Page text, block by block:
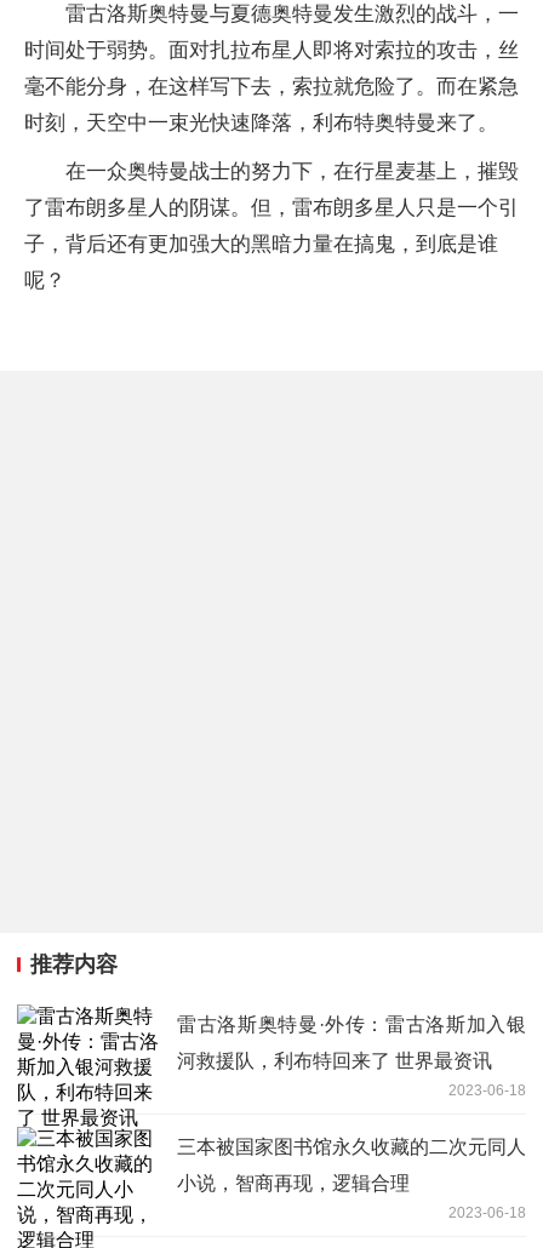
雷古洛斯奥特曼与夏德奥特曼发生激烈的战斗，一
时间处于弱势。面对扎拉布星人即将对索拉的攻击，丝
毫不能分身，在这样写下去，索拉就危险了。而在紧急
时刻，天空中一束光快速降落，利布特奥特曼来了。
在一众奥特曼战士的努力下，在行星麦基上，摧毁
了雷布朗多星人的阴谋。但，雷布朗多星人只是一个引
子，背后还有更加强大的黑暗力量在搞鬼，到底是谁
呢？
推荐内容
雷古洛斯奥特曼·外传：雷古洛斯加入银
河救援队，利布特回来了 世界最资讯
2023-06-18
三本被国家图书馆永久收藏的二次元同人
小说，智商再现，逻辑合理
2023-06-18